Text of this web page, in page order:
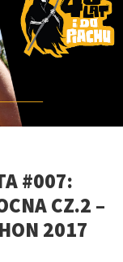
#007:
CZ.2 –
2017